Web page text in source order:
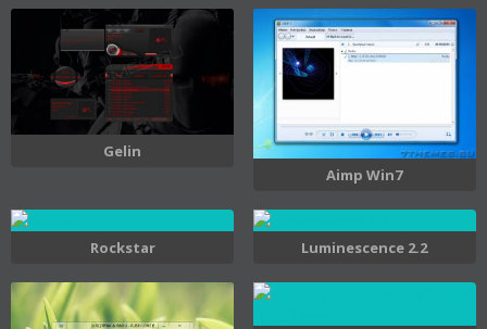
Gelin
Aimp Win7
Rockstar Luminescence 2.2